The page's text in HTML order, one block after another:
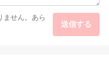
せん。あら
送信する